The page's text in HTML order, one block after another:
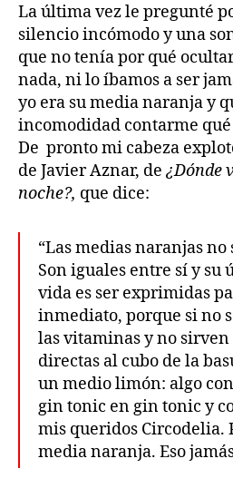
La última vez le pregunté
silencio incómodo y una
que no tenía por qué
nada, ni lo íbamos a ser
yo era su media naranja y
incomodidad contarme
De pronto mi cabeza
de Javier Aznar, de ¿Dónde
noche?, que dice:
“Las medias naranjas
Son iguales entre sí y
vida es ser exprimidas
inmediato, porque si no
las vitaminas y no sirven
directas al cubo de la
un medio limón: algo
gin tonic en gin tonic y
mis queridos Circodelia.
media naranja. Eso